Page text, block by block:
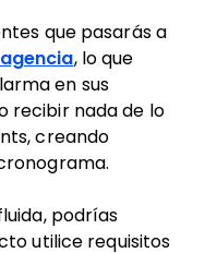
que pasarás a
, lo que
en sus
recibir nada de lo
creando
podrías
utilice requisitos